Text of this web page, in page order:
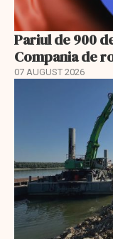
Pariul de 900
Compania de
07 AUGUST 2026